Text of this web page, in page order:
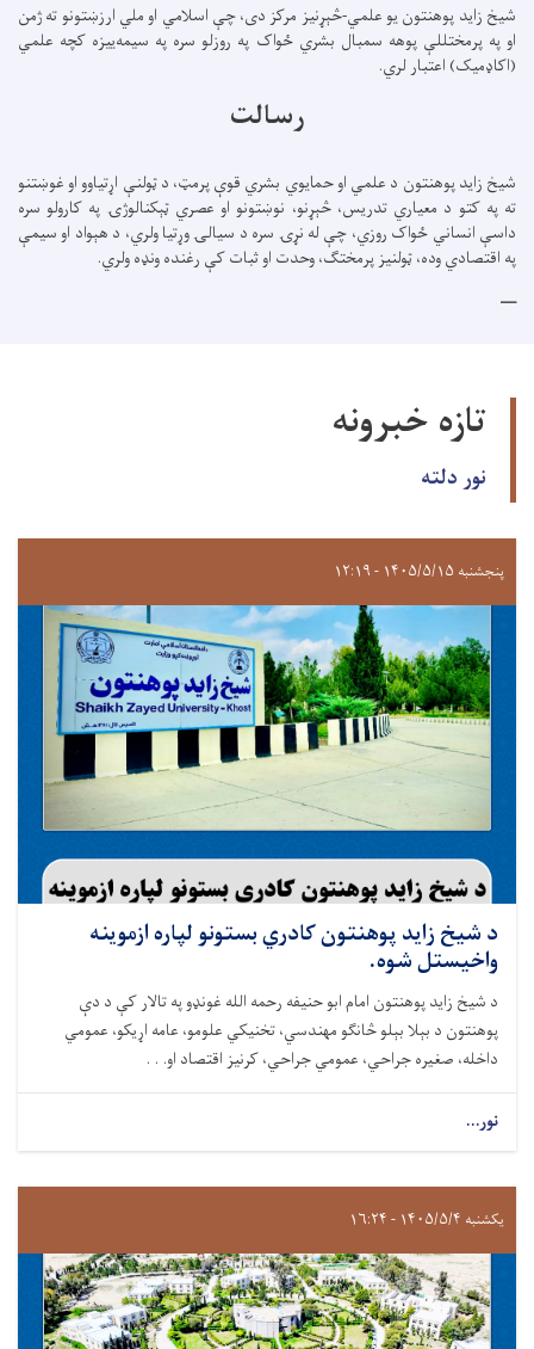
شیخ زاید پوهنتون یو علمي-څېړنیز مرکز دی، چې اسلامي او ملي ارزښتونو ته ژمن
او په پرمختللې پوهه سمبال بشري ځواک په روزلو سره په سیمه‌ییزه کچه علمي
(اکاډمیک) اعتبار لري.
رسالت
شیخ زاید پوهنتون د علمي او حمایوي بشري قوې پرمټ، د ټولنې اړتیاوو او غوښتنو
ته په کتو د معیاري تدریس، څېړنو، نوښتونو او عصري ټېکنالوژۍ په کارولو سره
داسې انساني ځواک روزي، چې له نړۍ سره د سیالۍ وړتیا ولري، د هېواد او سیمې
په اقتصادي وده، ټولنیز پرمختګ، وحدت او ثبات کې رغنده ونډه ولري.
تازه خبرونه
نور دلته
پنجشنبه ۱۴۰۵/۵/۱۵ - ۱۲:۱۹
د شيخ زايد پوهنتون کادري بستونو لپاره ازموینه
واخيستل شوه.
د شيخ زايد پوهنتون امام ابو حنيفه رحمه الله غونډو په تالار کې د دې
پوهنتون د بېلا بېلو څانګو مهندسي، تخنیکي علومو، عامه اړيکو، عمومي
داخله، صغيره جراحي، عمومي جراحي، کرنيز اقتصاد او. . .
نور...
یکشنبه ۱۴۰۵/۵/۴ - ۱۶:۲۴